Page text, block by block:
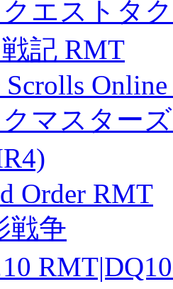
クエストタ
記 RMT
Scrolls
マスター
Order RMT
戦争